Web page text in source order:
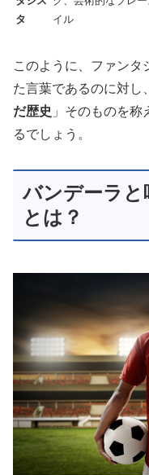
タ
イル
このように、ファンタ
た言葉であるのに対し
だ歴史 」そのものを称
るでしょう。
バンデーラと
とは？